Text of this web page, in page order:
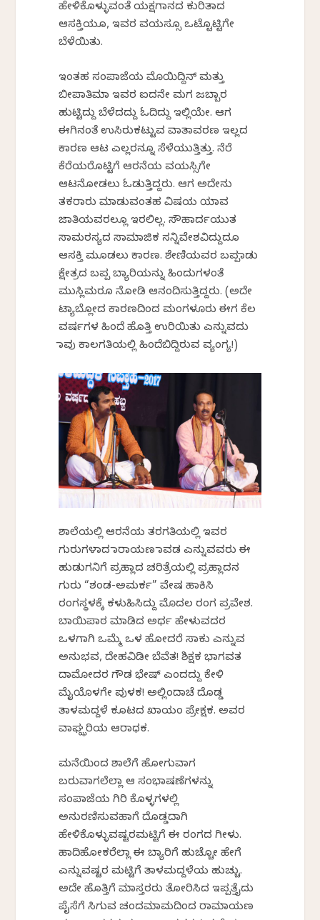
ಹೇಳಿಕೊಳ್ಳುವಂತೆ ಯಕ್ಷಗಾನದ ಕುರಿತಾದ
ಆಸಕ್ತಿಯೂ, ಇವರ ವಯಸ್ಸೂ ಒಟ್ಟೊಟ್ಟಿಗೇ
ಬೆಳೆಯಿತು.
ಇಂತಹ ಸಂಪಾಜೆಯ ಮೊಯಿದ್ದಿನ್ ಮತ್ತು
ಬೀಪಾತಿಮಾ ಇವರ ಐದನೇ ಮಗ ಜಬ್ಬಾರ
ಹುಟ್ಟಿದ್ದು ಬೆಳೆದದ್ದು ಓದಿದ್ದು ಇಲ್ಲಿಯೇ. ಆಗ
ಈಗಿನಂತೆ ಉಸಿರುಕಟ್ಟುವ ವಾತಾವರಣ ಇಲ್ಲದ
ಕಾರಣ ಆಟ ಎಲ್ಲರನ್ನೂ ಸೆಳೆಯುತ್ತಿತ್ತು. ನೆರೆ
ಕೆರೆಯರೊಟ್ಟಿಗೆ ಆರನೆಯ ವಯಸ್ಸಿಗೇ
ಆಟನೋಡಲು ಓಡುತ್ತಿದ್ದರು. ಆಗ ಅದೇನು
ತಕರಾರು ಮಾಡುವಂತಹ ವಿಷಯ ಯಾವ
ಜಾತಿಯವರಲ್ಲೂ ಇರಲಿಲ್ಲ. ಸೌಹಾರ್ದಯುತ
ಸಾಮರಸ್ಯದ ಸಾಮಾಜಿಕ ಸನ್ನಿವೇಶವಿದ್ದುದೂ
ಆಸಕ್ತಿ ಮೂಡಲು ಕಾರಣ. ಶೇಣಿಯವರ ಬಪ್ಪನಾಡು
ಕ್ಷೇತ್ರದ ಬಪ್ಪ ಬ್ಯಾರಿಯನ್ನು ಹಿಂದುಗಳಂತೆ
ಮುಸ್ಲಿಮರೂ ನೋಡಿ ಆನಂದಿಸುತ್ತಿದ್ದರು. (ಅದೇ
ಟ್ಯಾಬ್ಲೋದ ಕಾರಣದಿಂದ ಮಂಗಳೂರು ಈಗ ಕೆಲ
ವರ್ಷಗಳ ಹಿಂದೆ ಹೊತ್ತಿ ಉರಿಯಿತು ಎನ್ನುವದು
ನಾವು ಕಾಲಗತಿಯಲ್ಲಿ ಹಿಂದೆಬಿದ್ದಿರುವ ವ್ಯಂಗ್ಯ!)
ಶಾಲೆಯಲ್ಲಿ ಆರನೆಯ ತರಗತಿಯಲ್ಲಿ ಇವರ
ಗುರುಗಳಾದ ನಾರಾಯಣ ನಾವಡ ಎನ್ನುವವರು ಈ
ಹುಡುಗನಿಗೆ ಪ್ರಹ್ಲಾದ ಚರಿತ್ರೆಯಲ್ಲಿ ಪ್ರಹ್ಲಾದನ
ಗುರು “ಶಂಡ-ಅಮರ್ಕ” ವೇಷ ಹಾಕಿಸಿ
ರಂಗಸ್ಥಳಕ್ಕೆ ಕಳುಹಿಸಿದ್ದು ಮೊದಲ ರಂಗ ಪ್ರವೇಶ.
ಬಾಯಿಪಾಠ ಮಾಡಿದ ಅರ್ಥ ಹೇಳುವದರ
ಒಳಗಾಗಿ ಒಮ್ಮೆ ಒಳ ಹೋದರೆ ಸಾಕು ಎನ್ನುವ
ಅನುಭವ, ದೇಹವಿಡೀ ಬೆವೆತ! ಶಿಕ್ಷಕ ಭಾಗವತ
ದಾಮೋದರ ಗೌಡ ಭೇಷ್ ಎಂದದ್ದು ಕೇಳಿ
ಮೈಯೊಳಗೇ ಪುಳಕ! ಅಲ್ಲಿಂದಾಚೆ ದೊಡ್ಡ
ತಾಳಮದ್ದಳೆ ಕೂಟದ ಖಾಯಂ ಪ್ರೇಕ್ಷಕ. ಅವರ
ವಾಘ್ಝರಿಯ ಆರಾಧಕ.
ಮನೆಯಿಂದ ಶಾಲೆಗೆ ಹೋಗುವಾಗ
ಬರುವಾಗಲೆಲ್ಲಾ ಆ ಸಂಭಾಷಣೆಗಳನ್ನು
ಸಂಪಾಜೆಯ ಗಿರಿ ಕೊಳ್ಳಗಳಲ್ಲಿ
ಅನುರಣಿಸುವಹಾಗೆ ದೊಡ್ಡದಾಗಿ
ಹೇಳಿಕೊಳ್ಳುವಷ್ಟರಮಟ್ಟಿಗೆ ಈ ರಂಗದ ಗೀಳು.
ಹಾದಿಹೋಕರೆಲ್ಲಾ ಈ ಬ್ಯಾರಿಗೆ ಹುಚ್ಚೋ ಹೇಗೆ
ಎನ್ನುವಷ್ಟರ ಮಟ್ಟಿಗೆ ತಾಳಮದ್ದಳೆಯ ಹುಚ್ಚು.
ಅದೇ ಹೊತ್ತಿಗೆ ಮಾಸ್ತರರು ತೋರಿಸಿದ ಇಪ್ಪತ್ತೈದು
ಪೈಸೆಗೆ ಸಿಗುವ ಚಂದಮಾಮದಿಂದ ರಾಮಾಯಣ